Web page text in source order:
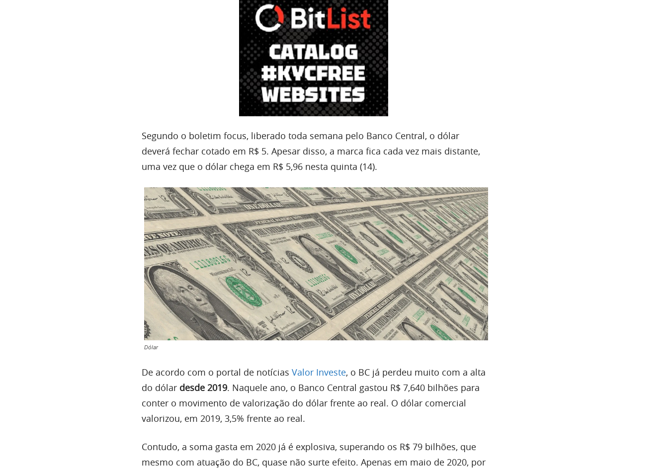
Segundo o boletim focus, liberado toda semana pelo Banco Central, o dólar
deverá fechar cotado em R$ 5. Apesar disso, a marca fica cada vez mais distante,
uma vez que o dólar chega em R$ 5,96 nesta quinta (14).
Dólar
De acordo com o portal de notícias Valor Investe, o BC já perdeu muito com a alta
do dólar desde 2019. Naquele ano, o Banco Central gastou R$ 7,640 bilhões para
conter o movimento de valorização do dólar frente ao real. O dólar comercial
valorizou, em 2019, 3,5% frente ao real.
Contudo, a soma gasta em 2020 já é explosiva, superando os R$ 79 bilhões, que
mesmo com atuação do BC, quase não surte efeito. Apenas em maio de 2020, por